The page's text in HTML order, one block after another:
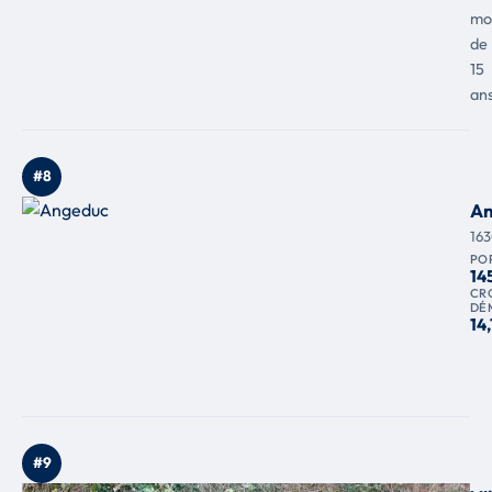
de
15
#8
#9